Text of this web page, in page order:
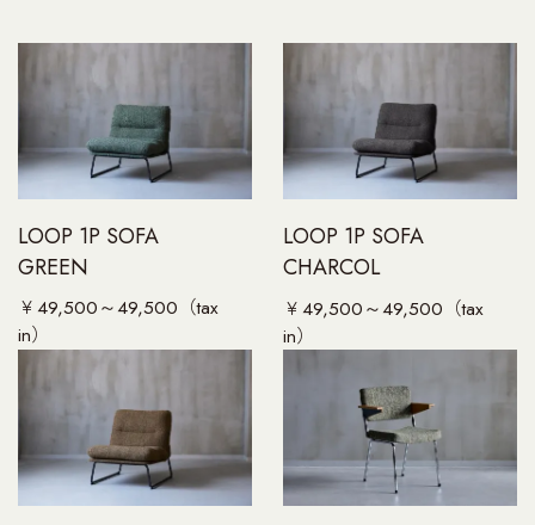
LOOP 1P SOFA
GREEN
￥49,500～49,500（tax
in）
LOOP 1P SOFA
CHARCOL
￥49,500～49,500（tax
in）